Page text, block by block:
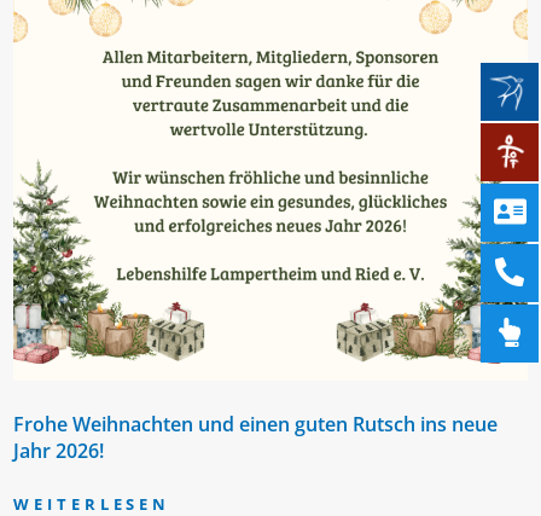
Frohe Weihnachten und einen guten Rutsch ins neue
Jahr 2026!
WEITERLESEN